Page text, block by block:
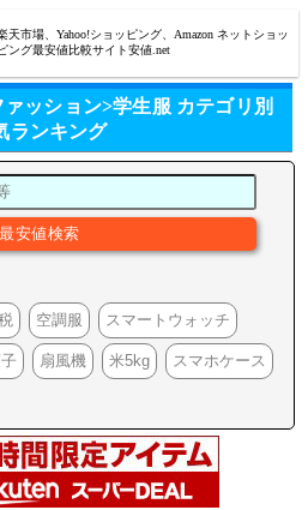
天市場、Yahoo!ショッピング、Amazon ネットショッ
ング最安値比較サイト安値.net
ッション>学生服 カテゴリ別
ランキング
空調服 スマートウォッチ
扇風機 米5kg スマホケース